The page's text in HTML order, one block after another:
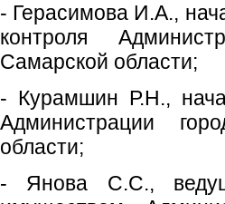
- Герасимова И.А.,
контроля
Самарской области;
- Курамшин Р.Н.,
Администрации
области;
- Янова С.С.,